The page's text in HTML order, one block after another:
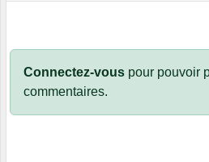
Connectez-vous pour pouvoir
commentaires.